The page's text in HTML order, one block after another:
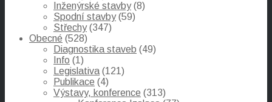
Inženýrské stavby(8)
Spodní stavby(59)
Střechy(347)
Obecné (528)
Diagnostika staveb (49)
Info (1)
Legislativa (121)
Publikace (4)
Výstavy, konference (313)